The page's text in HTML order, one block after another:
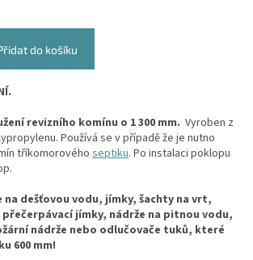
do košíku
revizního komínu o 1 300 mm. Vyroben z
Používá se v případě že je nutno
tříkomorového septiku. Po instalaci poklopu
na dešťovou vodu, jímky, šachty na vrt,
jímky, nádrže na pitnou vodu,
nádrže nebo odlučovače tuků, které
600 mm!